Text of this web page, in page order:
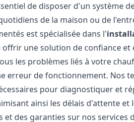
de disposer d'un système
de la maison ou de
est spécialisée dans l'
offrir une solution de confiance et
les problèmes liés à votre
erreur de fonctionnement. Nos
pour diagnostiquer et
ainsi les délais d'attente
des garanties sur nos services